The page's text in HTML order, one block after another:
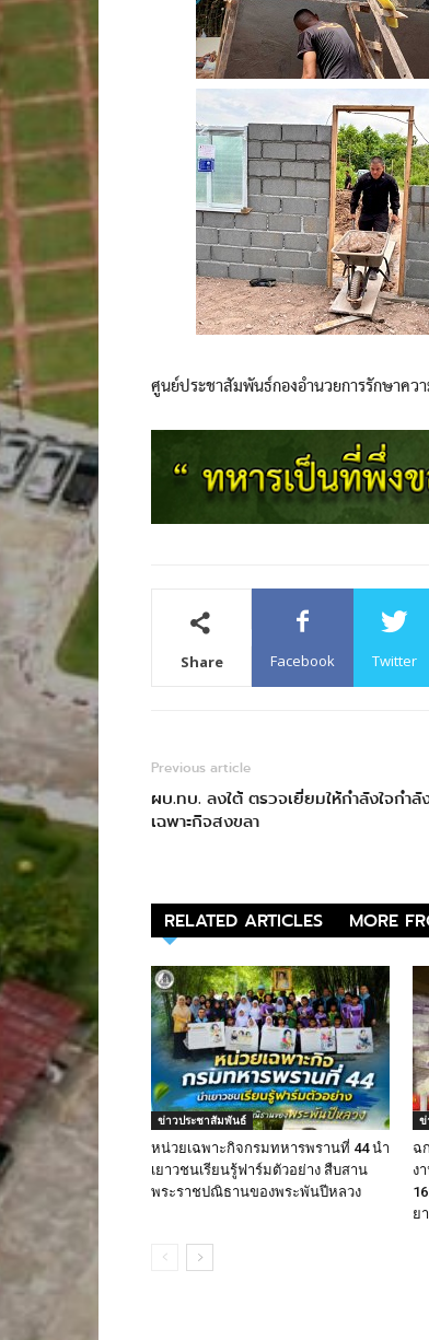
ศูนย์ประชาสัมพันธ์กองอำนวยการรักษาค
Share Facebook Twitter
Previous article
ผบ.ทบ. ลงใต้ ตรวจเยี่ยมให้กำลังใจกำ
เฉพาะกิจสงขลา
RELATED ARTICLES MORE
ข่าวประชาสัมพันธ์
หน่วยเฉพาะกิจกรมทหารพรานที่ 44 นำ
เยาวชนเรียนรู้ฟาร์มตัวอย่าง สืบสาน
พระราชปณิธานของพระพันปีหลวง
ข่
ฉ
ง
ย